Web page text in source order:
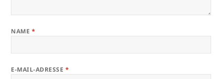
NAME *
E-MAIL-ADRESSE *